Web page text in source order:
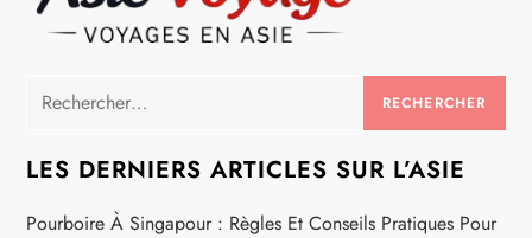
Rechercher :
LES DERNIERS ARTICLES SUR L’ASIE
Pourboire À Singapour : Règles Et Conseils Pratiques Pour